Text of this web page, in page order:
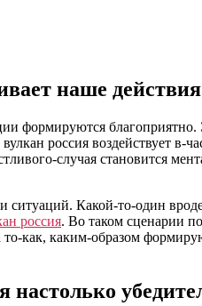
наше действия
формируются благоприятно.
россия воздействует
случая становится
ситуаций. Какой-то-один
россия. Во таком сценарии
как, каким-образом
настолько